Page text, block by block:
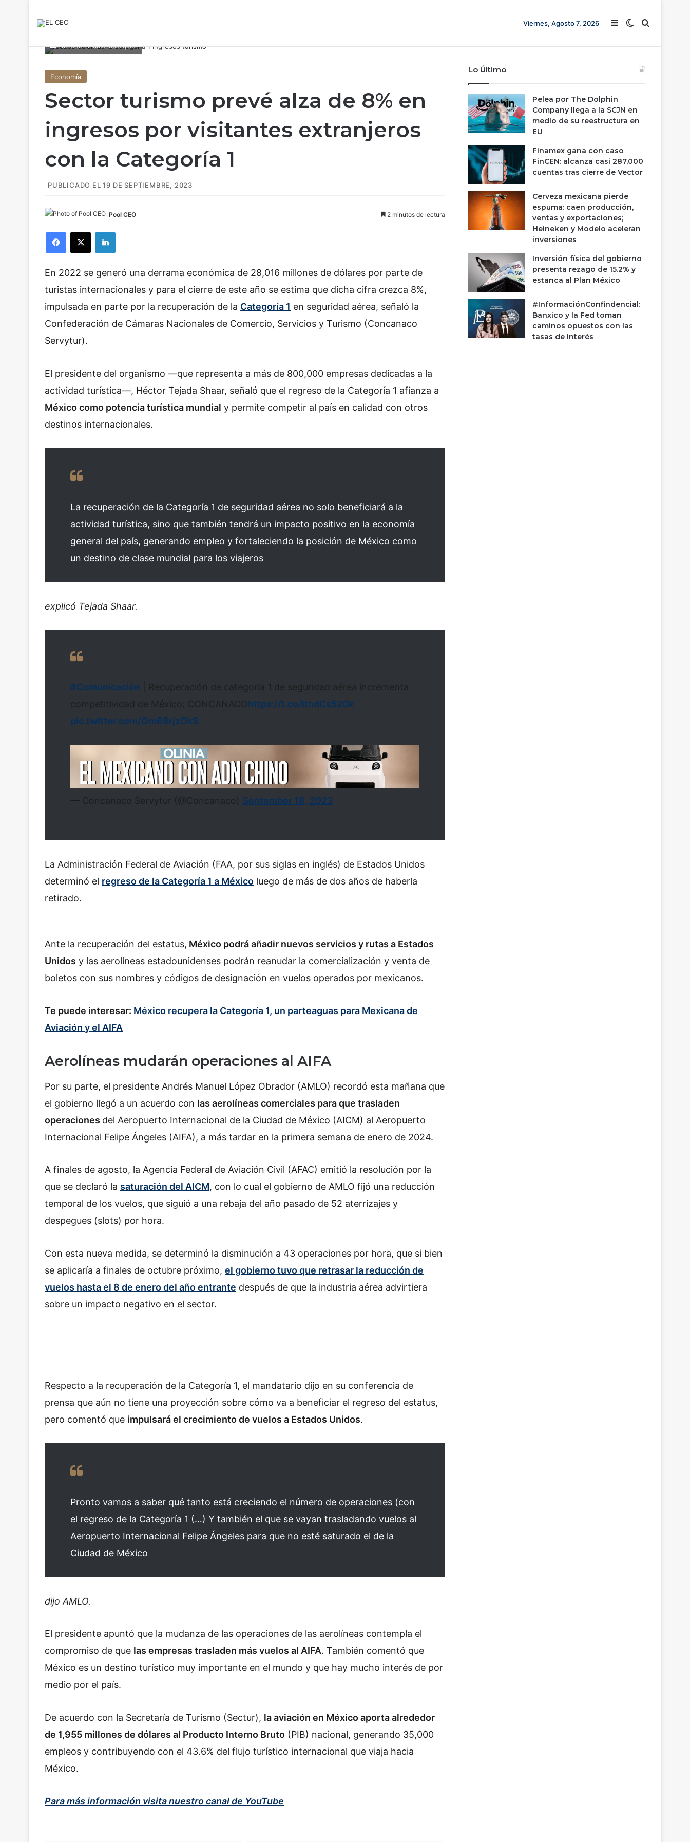
Viernes, Agosto 7, 2026 Barra lateral
Switch skin
Buscar
Fotoarte: Andrea Velázquez
Economía
Sector turismo prevé alza de 8% en
ingresos por visitantes extranjeros
con la Categoría 1
PUBLICADO EL 19 DE SEPTIEMBRE, 2023
Pool CEO 2 minutos de lectura
En 2022 se generó una derrama económica de 28,016 millones de dólares por parte de
turistas internacionales y para el cierre de este año se estima que dicha cifra crezca 8%,
impulsada en parte por la recuperación de la Categoría 1 en seguridad aérea, señaló la
Confederación de Cámaras Nacionales de Comercio, Servicios y Turismo (Concanaco
Servytur).
El presidente del organismo —que representa a más de 800,000 empresas dedicadas a la
actividad turística—, Héctor Tejada Shaar, señaló que el regreso de la Categoría 1 afianza a
México como potencia turística mundial y permite competir al país en calidad con otros
destinos internacionales.
La recuperación de la Categoría 1 de seguridad aérea no solo beneficiará a la
actividad turística, sino que también tendrá un impacto positivo en la economía
general del país, generando empleo y fortaleciendo la posición de México como
un destino de clase mundial para los viajeros
explicó Tejada Shaar.
#Comunicación | Recuperación de categoría 1 de seguridad aérea incrementa
competitividad de México: CONCANACOhttps://t.co/lthdCs520k
pic.twitter.com/Om68rjzOkS
— Concanaco Servytur (@Concanaco) September 18, 2023
La Administración Federal de Aviación (FAA, por sus siglas en inglés) de Estados Unidos
determinó el regreso de la Categoría 1 a México luego de más de dos años de haberla
retirado.
Ante la recuperación del estatus, México podrá añadir nuevos servicios y rutas a Estados
Unidos y las aerolíneas estadounidenses podrán reanudar la comercialización y venta de
boletos con sus nombres y códigos de designación en vuelos operados por mexicanos.
Te puede interesar: México recupera la Categoría 1, un parteaguas para Mexicana de
Aviación y el AIFA
Aerolíneas mudarán operaciones al AIFA
Por su parte, el presidente Andrés Manuel López Obrador (AMLO) recordó esta mañana que
el gobierno llegó a un acuerdo con las aerolíneas comerciales para que trasladen
operaciones del Aeropuerto Internacional de la Ciudad de México (AICM) al Aeropuerto
Internacional Felipe Ángeles (AIFA), a más tardar en la primera semana de enero de 2024.
A finales de agosto, la Agencia Federal de Aviación Civil (AFAC) emitió la resolución por la
que se declaró la saturación del AICM, con lo cual el gobierno de AMLO fijó una reducción
temporal de los vuelos, que siguió a una rebaja del año pasado de 52 aterrizajes y
despegues (slots) por hora.
Con esta nueva medida, se determinó la disminución a 43 operaciones por hora, que si bien
se aplicaría a finales de octubre próximo, el gobierno tuvo que retrasar la reducción de
vuelos hasta el 8 de enero del año entrante después de que la industria aérea advirtiera
sobre un impacto negativo en el sector.
Respecto a la recuperación de la Categoría 1, el mandatario dijo en su conferencia de
prensa que aún no tiene una proyección sobre cómo va a beneficiar el regreso del estatus,
pero comentó que impulsará el crecimiento de vuelos a Estados Unidos.
Pronto vamos a saber qué tanto está creciendo el número de operaciones (con
el regreso de la Categoría 1 (…) Y también el que se vayan trasladando vuelos al
Aeropuerto Internacional Felipe Ángeles para que no esté saturado el de la
Ciudad de México
dijo AMLO.
El presidente apuntó que la mudanza de las operaciones de las aerolíneas contempla el
compromiso de que las empresas trasladen más vuelos al AIFA. También comentó que
México es un destino turístico muy importante en el mundo y que hay mucho interés de por
medio por el país.
De acuerdo con la Secretaría de Turismo (Sectur), la aviación en México aporta alrededor
de 1,955 millones de dólares al Producto Interno Bruto (PIB) nacional, generando 35,000
empleos y contribuyendo con el 43.6% del flujo turístico internacional que viaja hacia
México.
Para más información visita nuestro canal de YouTube
Lo Último
Pelea por The Dolphin
Company llega a la SCJN en
medio de su reestructura en
EU
Finamex gana con caso
FinCEN: alcanza casi 287,000
cuentas tras cierre de Vector
Cerveza mexicana pierde
espuma: caen producción,
ventas y exportaciones;
Heineken y Modelo aceleran
inversiones
Inversión física del gobierno
presenta rezago de 15.2% y
estanca al Plan México
#InformaciónConfindencial:
Banxico y la Fed toman
caminos opuestos con las
tasas de interés